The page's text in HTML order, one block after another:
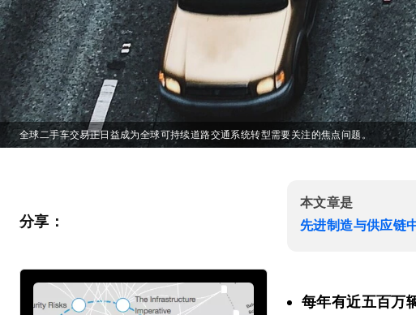
全球二手车交易正日益成为全球可持续道路交通系统转型需要关注的焦点问题。
分享：
本文章是
先进制造与供应链
每年有近五百万